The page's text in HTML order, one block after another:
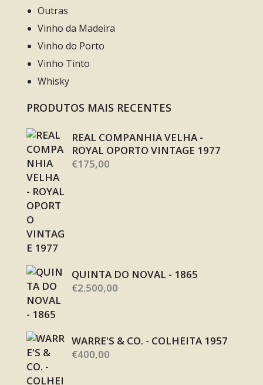
Outras
Vinho da Madeira
Vinho do Porto
Vinho Tinto
Whisky
PRODUTOS MAIS RECENTES
REAL COMPANHIA VELHA -
ROYAL OPORTO VINTAGE 1977
€175,00
QUINTA DO NOVAL - 1865
€2.500,00
WARRE'S & CO. - COLHEITA 1957
€400,00